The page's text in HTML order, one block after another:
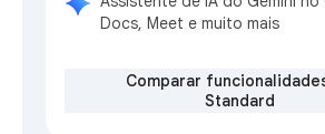
Docs, Meet e muito mais
Comparar
Standard